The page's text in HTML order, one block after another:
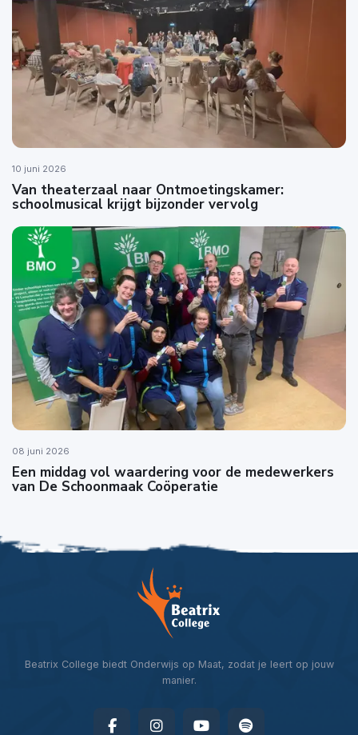
10 juni 2026
Van theaterzaal naar Ontmoetingskamer:
schoolmusical krijgt bijzonder vervolg
08 juni 2026
Een middag vol waardering voor de medewerkers
van De Schoonmaak Coöperatie
Beatrix College biedt Onderwijs op Maat, zodat je leert op jouw
manier.